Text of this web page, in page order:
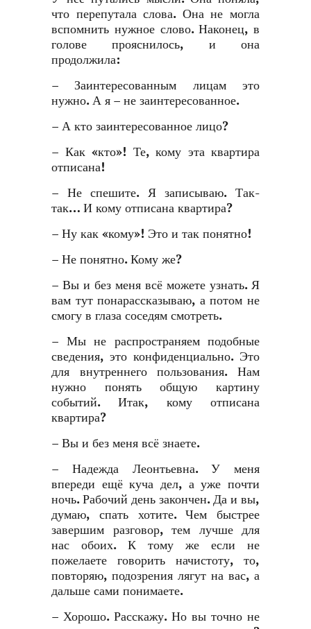
что перепутала слова. Она не могла
вспомнить нужное слово. Наконец, в
голове прояснилось, и она
продолжила:
– Заинтересованным лицам это
нужно. А я – не заинтересованное.
– А кто заинтересованное лицо?
– Как «кто»! Те, кому эта квартира
отписана!
– Не спешите. Я записываю. Так-
так… И кому отписана квартира?
– Ну как «кому»! Это и так понятно!
– Не понятно. Кому же?
– Вы и без меня всё можете узнать. Я
вам тут понарассказываю, а потом не
смогу в глаза соседям смотреть.
– Мы не распространяем подобные
сведения, это конфиденциально. Это
для внутреннего пользования. Нам
нужно понять общую картину
событий. Итак, кому отписана
квартира?
– Вы и без меня всё знаете.
– Надежда Леонтьевна. У меня
впереди ещё куча дел, а уже почти
ночь. Рабочий день закончен. Да и вы,
думаю, спать хотите. Чем быстрее
завершим разговор, тем лучше для
нас обоих. К тому же если не
пожелаете говорить начистоту, то,
повторяю, подозрения лягут на вас, а
дальше сами понимаете.
– Хорошо. Расскажу. Но вы точно не